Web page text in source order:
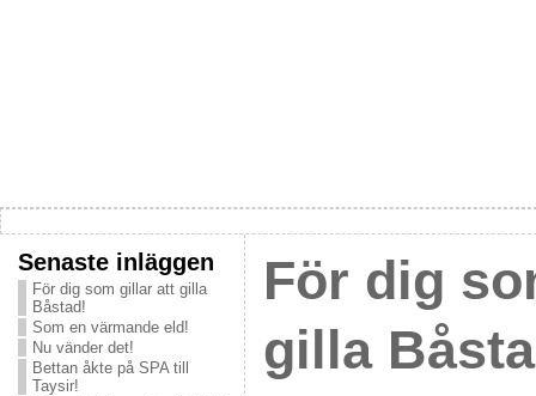
Senaste inläggen
För dig som gillar att gilla
Båstad!
Som en värmande eld!
Nu vänder det!
Bettan åkte på SPA till
Taysir!
För dig
gilla